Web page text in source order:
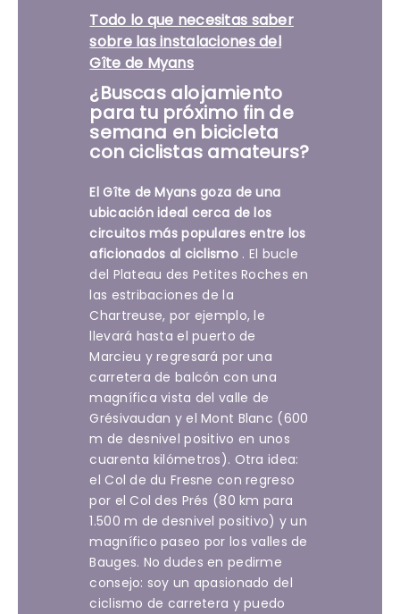
Todo lo que necesitas saber
sobre las instalaciones del
Gîte de Myans
¿Buscas alojamiento
para tu próximo fin de
semana en bicicleta
con ciclistas amateurs?
El Gîte de Myans goza de una
ubicación ideal cerca de los
circuitos más populares entre los
aficionados al ciclismo. El bucle
del Plateau des Petites Roches en
las estribaciones de la
Chartreuse, por ejemplo, le
llevará hasta el puerto de
Marcieu y regresará por una
carretera de balcón con una
magnífica vista del valle de
Grésivaudan y el Mont Blanc (600
m de desnivel positivo en unos
cuarenta kilómetros). Otra idea:
el Col de du Fresne con regreso
por el Col des Prés (80 km para
1.500 m de desnivel positivo) y un
magnífico paseo por los valles de
Bauges. No dudes en pedirme
consejo: soy un apasionado del
ciclismo de carretera y puedo